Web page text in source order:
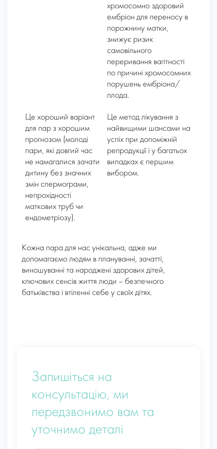
хромосомно здоровий
ембріон для переносу в
порожнину матки,
знижує ризик
самовільного
переривання вагітності
по причині хромосомних
порушень ембріона/
плода.
Це хороший варіант
для пар з хорошим
прогнозом (молоді
пари, які довгий час
не намагалися зачати
дитину без значних
змін спермограми,
непрохідності
маткових труб чи
ендометріозу).
Це метод лікування з
найвищими шансами на
успіх при допоміжній
репродукції і у багатьох
випадках є першим
вибором.
Кожна пара для нас унікальна, адже ми
допомагаємо людям в плануванні, зачатті,
виношуванні та народжені здорових дітей,
ключових сенсів життя люди – безпечного
батьківства і втіленні себе у своїх дітях.
Запишіться на
консультацію, ми
передзвонимо вам та
уточнимо деталі